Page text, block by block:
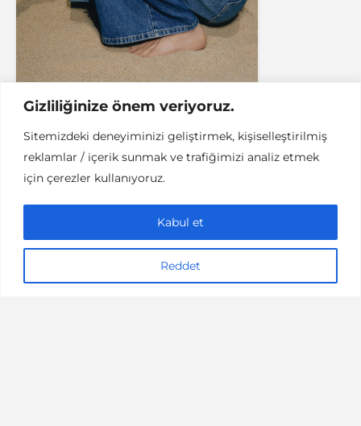
Gizliliğinize önem veriyoruz.
Sitemizdeki deneyiminizi geliştirmek, kişiselleştirilmiş
reklamlar / içerik sunmak ve trafiğimizi analiz etmek
için çerezler kullanıyoruz.
Reddet
Kabul et
SEYAHAT YURT DIŞI
Bir Tür Çöl Vahası: Las
Vegas – Bölüm 1
3 dakikalık okuma